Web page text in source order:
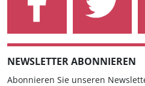
NEWSLETTER ABONNIEREN
Abonnieren Sie unseren